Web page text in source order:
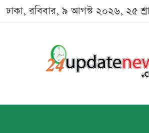
ঢাকা, রবিবার, ৯ আগস্ট ২০২৬, ২৫